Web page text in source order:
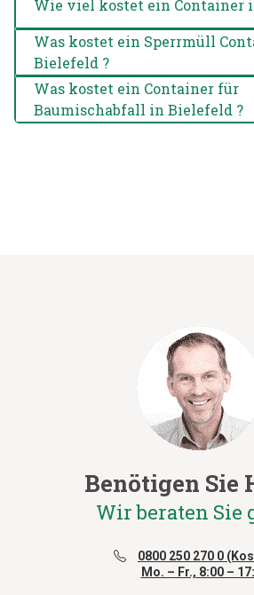
Was kostet ein Sperrmüll
Bielefeld ?
Was kostet ein Container für
Baumischabfall in Bielefeld ?
Benötigen Sie
Wir beraten Sie
0800 250 270 0
Mo. – Fr., 8:00 –